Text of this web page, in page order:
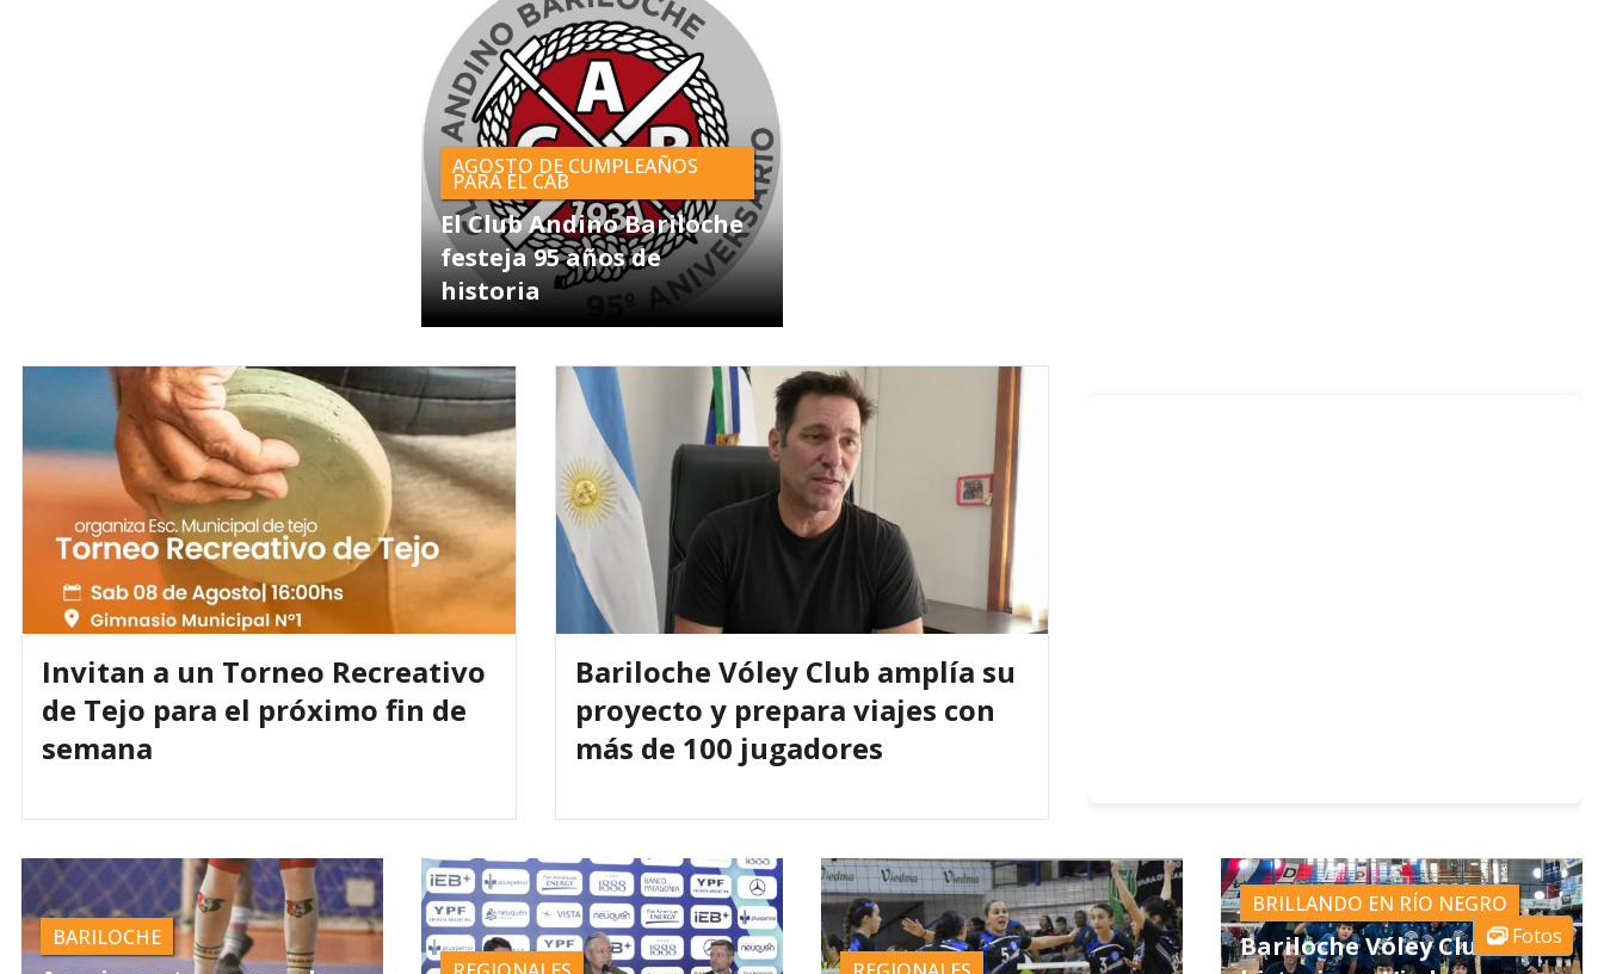
AGOSTO DE CUMPLEAÑOS
PARA EL CAB
El Club Andino Bariloche
festeja 95 años de
historia
Invitan a un Torneo Recreativo
de Tejo para el próximo fin de
semana
Bariloche Vóley Club amplía su
proyecto y prepara viajes con
más de 100 jugadores
BARILOCHE
BRILLANDO EN RÍO NEGRO
Bariloche Vóley Club hizo
Fotos